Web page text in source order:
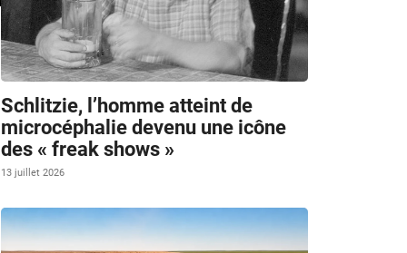
Schlitzie, l’homme atteint de
microcéphalie devenu une icône
des « freak shows »
13 juillet 2026